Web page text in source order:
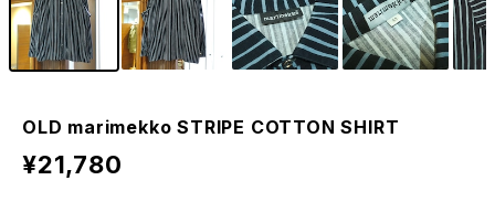
OLD marimekko STRIPE COTTON SHIRT
¥21,780